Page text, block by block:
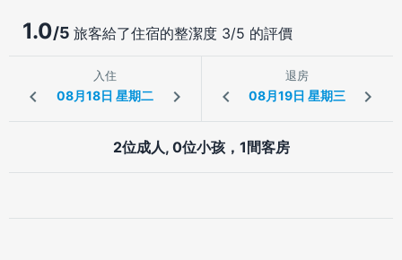
1.0/5 旅客給了住宿的整潔度 3/5 的評價
入住 退房
2位成人, 0位小孩，1間客房